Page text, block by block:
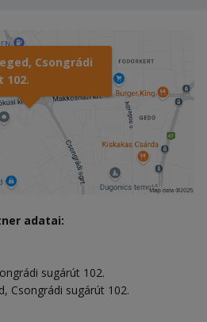
Csongrádi
102.
adatai:
sugárút 102.
Csongrádi sugárút 102.